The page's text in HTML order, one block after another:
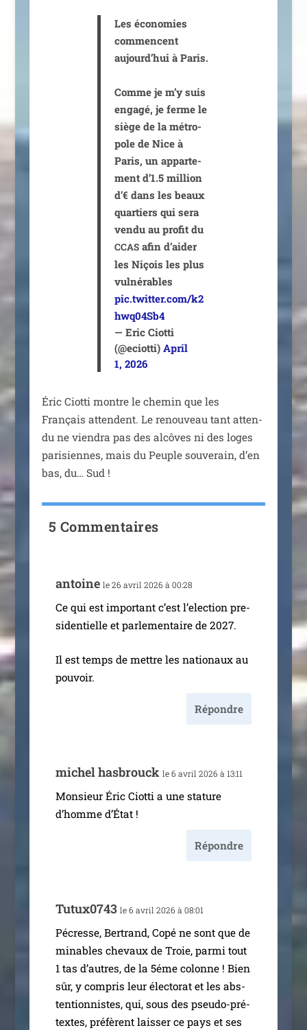
Les éco­no­mies
com­mencent
aujourd’hui à Paris.
Comme je m’y suis
enga­gé, je ferme le
siège de la métro­
pole de Nice à
Paris, un appar­te­
ment d’1.5 mil­lion
d’€ dans les beaux
quar­tiers qui sera
ven­du au pro­fit du
CCAS afin d’aider
les Niçois les plus
vul­né­rables
pic.twitter.com/k2
hwq04Sb4
— Eric Ciotti
(@eciotti)April
1, 2026
Éric Ciotti montre le che­min que les
Français attendent. Le renou­veau tant atten­
du ne vien­dra pas des alcôves ni des loges
pari­siennes, mais du Peuple sou­ve­rain, d’en
bas, du… Sud !
5 Commentaires
antoine le 26 avril 2026 à 00:28
Ce qui est impor­tant c’est l’e­lec­tion pre­
si­den­tielle et par­le­men­taire de 2027.
Il est temps de mettre les natio­naux au
pouvoir.
Répondre
michel has­brouck le 6 avril 2026 à 13:11
Monsieur Éric Ciotti a une sta­ture
d’homme d’État !
Répondre
Tutux0743 le 6 avril 2026 à 08:01
Pécresse, Bertrand, Copé ne sont que de
minables che­vaux de Troie, par­mi tout
1 tas d’autres, de la 5éme colonne ! Bien
sûr, y com­pris leur élec­to­rat et les abs­
ten­tion­nistes, qui, sous des pseu­­do-pré­­
textes, pré­fèrent lais­ser ce pays et ses